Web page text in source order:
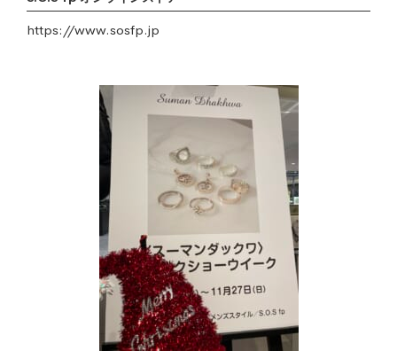
https://www.sosfp.jp